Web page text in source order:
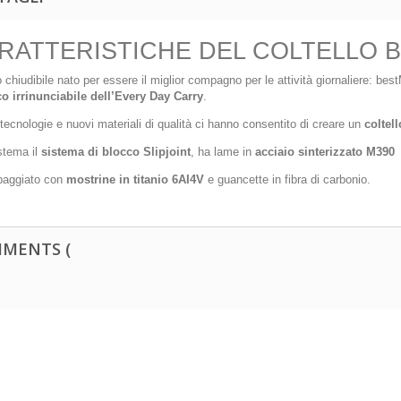
DEL COLTELLO
chiudibile nato per essere il miglior compagno per le attività giornaliere:
irrinunciabile dell’Every Day Carry
e nuovi materiali di qualità ci hanno consentito di creare un
il sistema di blocco Slipjoint , ha lame in acciaio sinterizzato M390
con mostrine in titanio 6AI4V e guancette in fibra di carbonio.
(